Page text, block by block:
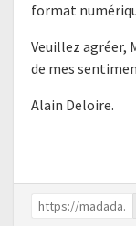
format
Veuillez agréer,
de mes
Alain Deloire.